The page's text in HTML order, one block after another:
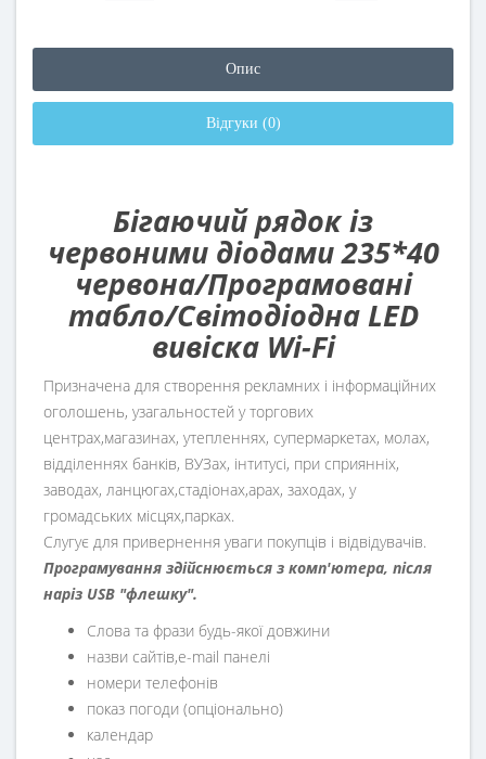
Опис
Відгуки (0)
Бігаючий рядок із
червоними діодами 235*40
червона/Програмовані
табло/Світодіодна LED
вивіска Wi-Fi
Призначена для створення рекламних і інформаційних
оголошень, узагальностей у торгових
центрах,магазинах, утепленнях, супермаркетах, молах,
відділеннях банків, ВУЗах, інтитусі, при сприянніх,
заводах, ланцюгах,стадіонах,арах, заходах, у
громадських місцях,парках.
Слугує для привернення уваги покупців і відвідувачів.
Програмування здійснюється з комп'ютера, після
наріз USB "флешку".
Слова та фрази будь-якої довжини
назви сайтів,e-mail панелі
номери телефонів
показ погоди (опціонально)
календар